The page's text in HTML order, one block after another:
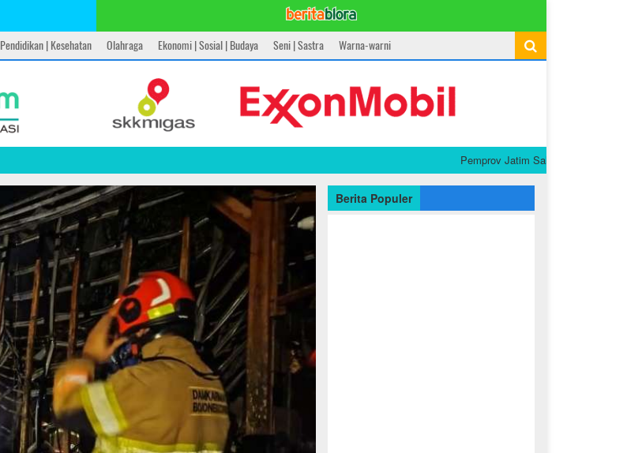
Pendidikan | Kesehatan Olahraga Ekonomi | Sosial | Budaya Seni | Sastra Warna-warni
Pemprov Jatim Salurkan Tali Asih untuk
Berita Populer